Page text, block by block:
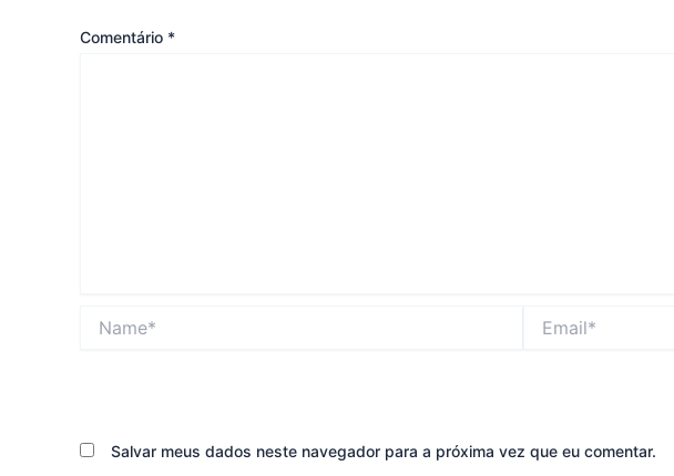
Comentário *
Salvar meus dados neste navegador para a próxima vez que eu comentar.